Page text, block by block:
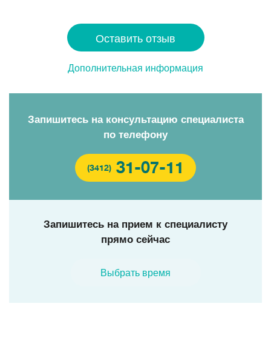
Оставить отзыв
Дополнительная информация
Запишитесь на консультацию специалиста
по телефону
(3412) 31-07-11
Запишитесь на прием к специалисту
прямо сейчас
Выбрать время